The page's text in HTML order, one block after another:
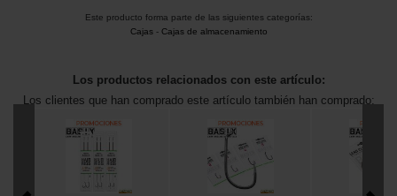
Este producto forma parte de las siguientes categorías:
Cajas- Cajas de almacenamiento
Los productos relacionados con este artículo:
Los clientes que han comprado este artículo también han comprado: